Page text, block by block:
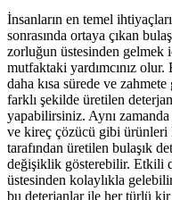
İnsanların en temel ihtiyaçları
sonrasında ortaya çıkan
zorluğun üstesinden gelmek
mutfaktaki yardımcınız olur.
daha kısa sürede ve
farklı şekilde üretilen
yapabilirsiniz. Aynı
ve kireç çözücü gibi
tarafından üretilen bulaşık
değişiklik gösterebilir. Etkili
üstesinden kolaylıkla
bu deterjanlar ile her türlü